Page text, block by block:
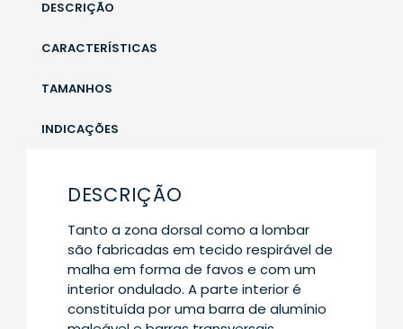
DESCRIÇÃO
CARACTERÍSTICAS
TAMANHOS
INDICAÇÕES
DESCRIÇÃO
Tanto a zona dorsal como a lombar
são fabricadas em tecido respirável de
malha em forma de favos e com um
interior ondulado. A parte interior é
constituída por uma barra de alumínio